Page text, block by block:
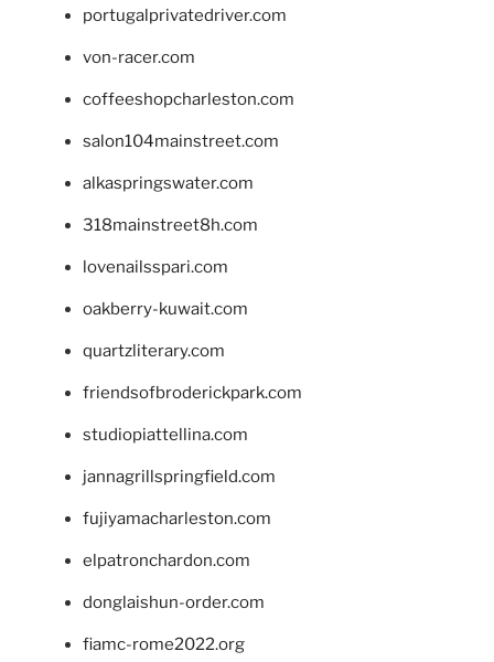
portugalprivatedriver.com
von-racer.com
coffeeshopcharleston.com
salon104mainstreet.com
alkaspringswater.com
318mainstreet8h.com
lovenailsspari.com
oakberry-kuwait.com
quartzliterary.com
friendsofbroderickpark.com
studiopiattellina.com
jannagrillspringfield.com
fujiyamacharleston.com
elpatronchardon.com
donglaishun-order.com
fiamc-rome2022.org